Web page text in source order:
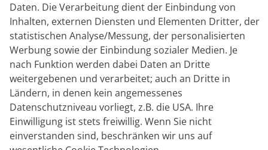
Kontakt
Livechat
Mo - Fr: 8:30 bis 16:00 (MEZ)
Whatsapp
Rückruf
Lieferpartner
Daten. Die Verarbeitung dient der Einbindung von
Inhalten, externen Diensten und Elementen Dritter, der
statistischen Analyse/Messung, der personalisierten
Werbung sowie der Einbindung sozialer Medien. Je
nach Funktion werden dabei Daten an Dritte
weitergebenen und verarbeitet; auch an Dritte in
Ländern, in denen kein angemessenes
Datenschutzniveau vorliegt, z.B. die USA. Ihre
Einwilligung ist stets freiwillig. Wenn Sie nicht
einverstanden sind, beschränken wir uns auf